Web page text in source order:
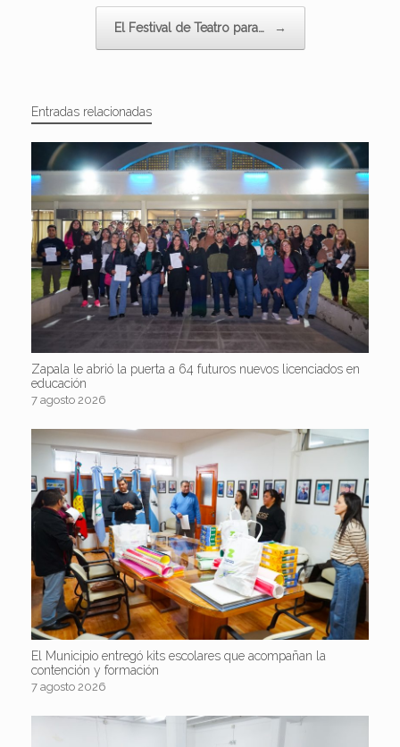
El Festival de Teatro para… →
Entradas relacionadas
Zapala le abrió la puerta a 64 futuros nuevos licenciados en
educación
7 agosto 2026
El Municipio entregó kits escolares que acompañan la
contención y formación
7 agosto 2026